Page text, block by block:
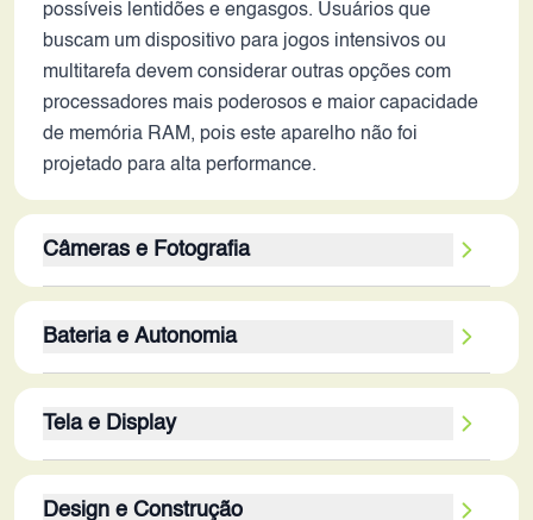
possíveis lentidões e engasgos. Usuários que
buscam um dispositivo para jogos intensivos ou
multitarefa devem considerar outras opções com
processadores mais poderosos e maior capacidade
de memória RAM, pois este aparelho não foi
projetado para alta performance.
Câmeras e Fotografia
pode gerar fotos com boa resolução em condições
ideais de luz, mas a qualidade geral da imagem
estabilização óptica pode resultar em fotos e vídeos
tremidos, especialmente em ambientes com pouca
luz ou ao gravar vídeos em movimento. A falta de
Bateria e Autonomia
Smart 8 Plus, oferecendo uma boa autonomia em
2026. Essa capacidade, combinada com o
Tela e Display
1612 px) oferece uma experiência visual básica. A
Design e Construção